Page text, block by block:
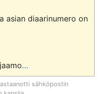
asian diaarinumero on
…
sähköpostin